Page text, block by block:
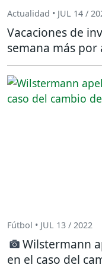
Actualidad • JUL 14 /
Vacaciones de
semana más por
Fútbol • JUL 13 / 2022
Wilstermann
en el caso del